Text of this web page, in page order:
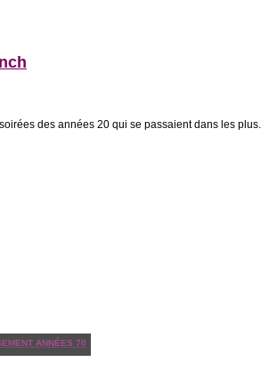
des années 20 qui se passaient dans les
ANNÉES 70